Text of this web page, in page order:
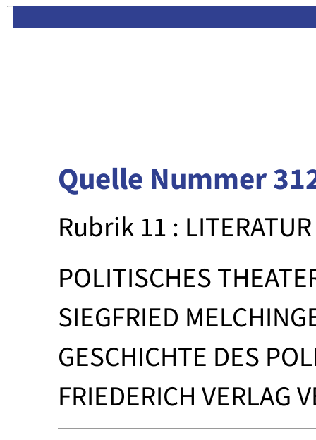
Quelle Nummer
Rubrik 11 : LITERATUR
POLITISCHES
SIEGFRIED
GESCHICHTE DES
FRIEDERICH VERLAG